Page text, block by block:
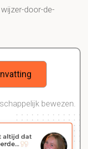
door-de-
bewezen.